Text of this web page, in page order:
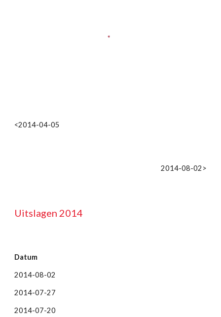
<2014-04-05
2014-08-02>
Uitslagen 2014
Datum
2014-08-02
2014-07-27
2014-07-20